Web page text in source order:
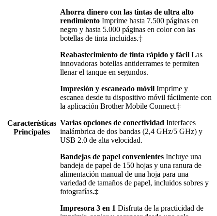
Características
Principales
Ahorra dinero con las tintas de ultra alto
rendimiento Imprime hasta 7.500 páginas en
negro y hasta 5.000 páginas en color con las
botellas de tinta incluidas.‡
Reabastecimiento de tinta rápido y fácil Las
innovadoras botellas antiderrames te permiten
llenar el tanque en segundos.
Impresión y escaneado móvil Imprime y
escanea desde tu dispositivo móvil fácilmente con
la aplicación Brother Mobile Connect.‡
Varias opciones de conectividad Interfaces
inalámbrica de dos bandas (2,4 GHz/5 GHz) y
USB 2.0 de alta velocidad.
Bandejas de papel convenientes Incluye una
bandeja de papel de 150 hojas y una ranura de
alimentación manual de una hoja para una
variedad de tamaños de papel, incluidos sobres y
fotografías.‡
Impresora 3 en 1 Disfruta de la practicidad de